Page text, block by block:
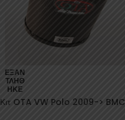
ΕΞΑΝ
ΤΛΉΘ
ΗΚΕ
Κιτ OTA VW Polo 2009-> BMC